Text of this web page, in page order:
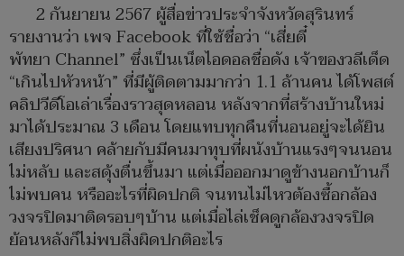
2 กันยายน 2567 ผู้สื่อข่าวประจำจังหวัดสุรินทร์
รายงานว่า เพจ Facebook ที่ใช้ชื่อว่า “เสี่ยตี๋
พัทยา Channel” ซึ่งเป็นเน็ตไอดอลชื่อดัง เจ้าของวลีเด็ด
“เกินไปหัวหน้า” ที่มีผู้ติดตามมากว่า 1.1 ล้านคน ได้โพสต์
คลิปวีดีโอเล่าเรื่องราวสุดหลอน หลังจากที่สร้างบ้านใหม่
มาได้ประมาณ 3 เดือน โดยแทบทุกคืนที่นอนอยู่จะได้ยิน
เสียงปริศนา คล้ายกับมีคนมาทุบที่ผนังบ้านแรงๆจนนอน
ไม่หลับ และสดุ้งตื่นขึ้นมา แต่เมื่อออกมาดูข้างนอกบ้านก็
ไม่พบคน หรืออะไรที่ผิดปกติ จนทนไม่ไหวต้องซื้อกล้อง
วงจรปิดมาติดรอบๆบ้าน แต่เมื่อไล่เช็คดูกล้องวงจรปิด
ย้อนหลังก็ไม่พบสิ่งผิดปกติอะไร